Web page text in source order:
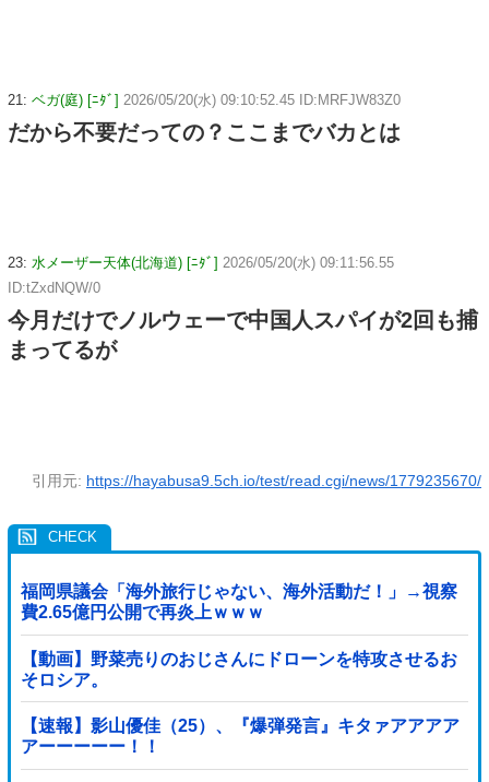
21: ベガ(庭) [ﾆﾀﾞ] 2026/05/20(水) 09:10:52.45 ID:MRFJW83Z0
だから不要だっての？ここまでバカとは
23: 水メーザー天体(北海道) [ﾆﾀﾞ] 2026/05/20(水) 09:11:56.55
ID:tZxdNQW/0
今月だけでノルウェーで中国人スパイが2回も捕
まってるが
引用元: https://hayabusa9.5ch.io/test/read.cgi/news/1779235670/
福岡県議会「海外旅行じゃない、海外活動だ！」→視察
費2.65億円公開で再炎上ｗｗｗ
【動画】野菜売りのおじさんにドローンを特攻させるお
そロシア。
【速報】影山優佳（25）、『爆弾発言』キタァアアアア
アーーーーー！！